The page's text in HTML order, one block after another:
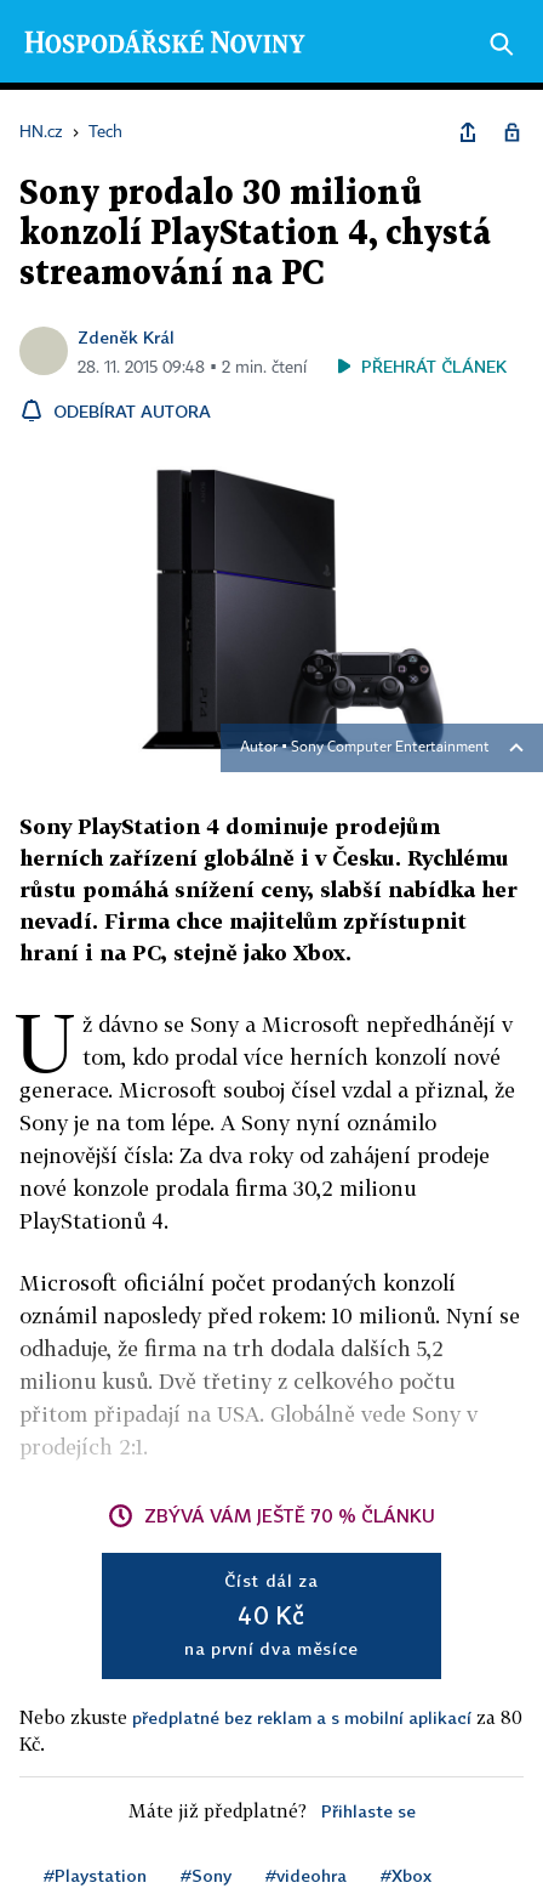
HN.cz › Tech
Sony prodalo 30 milionů
konzolí PlayStation 4, chystá
streamování na PC
Zdeněk Král
28. 11. 2015 09:48 ▪ 2 min. čtení PŘEHRÁT ČLÁNEK
ODEBÍRAT AUTORA
Autor ▪Sony Computer Entertainment
Sony PlayStation 4 dominuje prodejům
herních zařízení globálně i v Česku. Rychlému
růstu pomáhá snížení ceny, slabší nabídka her
nevadí. Firma chce majitelům zpřístupnit
hraní i na PC, stejně jako Xbox.
U ž dávno se Sony a Microsoft nepředhánějí v
tom, kdo prodal více herních konzolí nové
generace. Microsoft souboj čísel vzdal a přiznal, že
Sony je na tom lépe. A Sony nyní oznámilo
nejnovější čísla: Za dva roky od zahájení prodeje
nové konzole prodala firma 30,2 milionu
PlayStationů 4.
Microsoft oficiální počet prodaných konzolí
oznámil naposledy před rokem: 10 milionů. Nyní se
odhaduje, že firma na trh dodala dalších 5,2
milionu kusů. Dvě třetiny z celkového počtu
přitom připadají na USA. Globálně vede Sony v
prodejích 2:1.
ZBÝVÁ VÁM JEŠTĚ 70 % ČLÁNKU
Číst dál za
40 Kč
na první dva měsíce
Nebo zkuste předplatné bez reklam a s mobilní aplikací za 80
Kč.
Máte již předplatné? Přihlaste se
#Playstation #Sony #videohra #Xbox